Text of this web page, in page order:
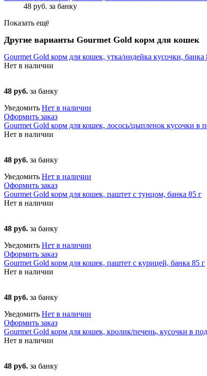
48 руб. за банку
Показать ещё
Другие варианты Gourmet Gold корм для кошек
Gourmet Gold корм для кошек, утка/индейка кусочки, банка
Нет в наличии
48 руб. за банку
Уведомить Нет в наличии
Оформить заказ
Gourmet Gold корм для кошек, лосось/цыпленок кусочки в
Нет в наличии
48 руб. за банку
Уведомить Нет в наличии
Оформить заказ
Gourmet Gold корм для кошек, паштет с тунцом, банка 85 г
Нет в наличии
48 руб. за банку
Уведомить Нет в наличии
Оформить заказ
Gourmet Gold корм для кошек, паштет с курицей, банка 85 г
Нет в наличии
48 руб. за банку
Уведомить Нет в наличии
Оформить заказ
Gourmet Gold корм для кошек, кролик/печень, кусочки в
Нет в наличии
48 руб. за банку